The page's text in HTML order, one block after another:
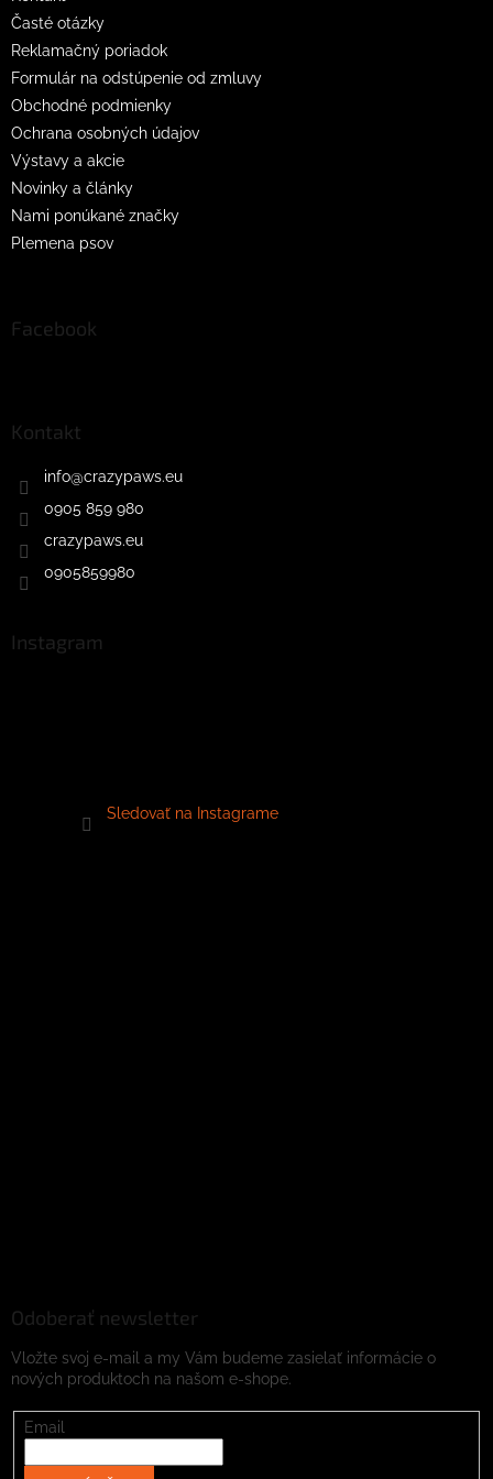
Časté otázky
Reklamačný poriadok
Formulár na odstúpenie od zmluvy
Obchodné podmienky
Ochrana osobných údajov
Výstavy a akcie
Novinky a články
Nami ponúkané značky
Plemena psov
Facebook
Kontakt
info@crazypaws.eu
0905 859 980
crazypaws.eu
0905859980
Instagram
Sledovať na Instagrame
Odoberať newsletter
Vložte svoj e-mail a my Vám budeme zasielať informácie o
nových produktoch na našom e-shope.
Email